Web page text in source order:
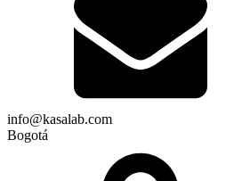
info@kasalab.com
Bogotá